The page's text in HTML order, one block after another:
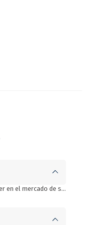
Aspel es una empresa mexicana lider en el mercado de software administrativo ERP. Es un si stema integral que automatiza los procesos contables y administrativos de las empresas.